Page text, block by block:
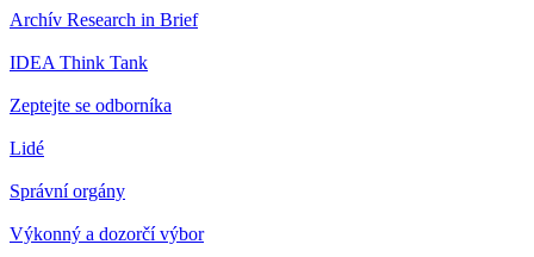
Archív Research in Brief
IDEA Think Tank
Zeptejte se odborníka
Lidé
Správní orgány
Výkonný a dozorčí výbor